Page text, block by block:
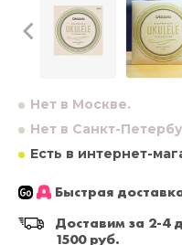
Нет в Москве.
Нет в Санкт-
Есть в интернет-
Быстрая
Доставим за 2-4
1500 руб.